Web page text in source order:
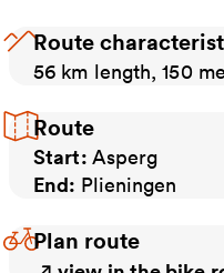
Route
56 km length, 150
Route
Start: Asperg
End: Plieningen
Plan route